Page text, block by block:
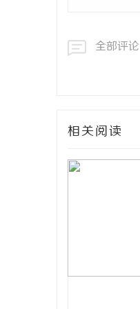
全部评论
相关阅读